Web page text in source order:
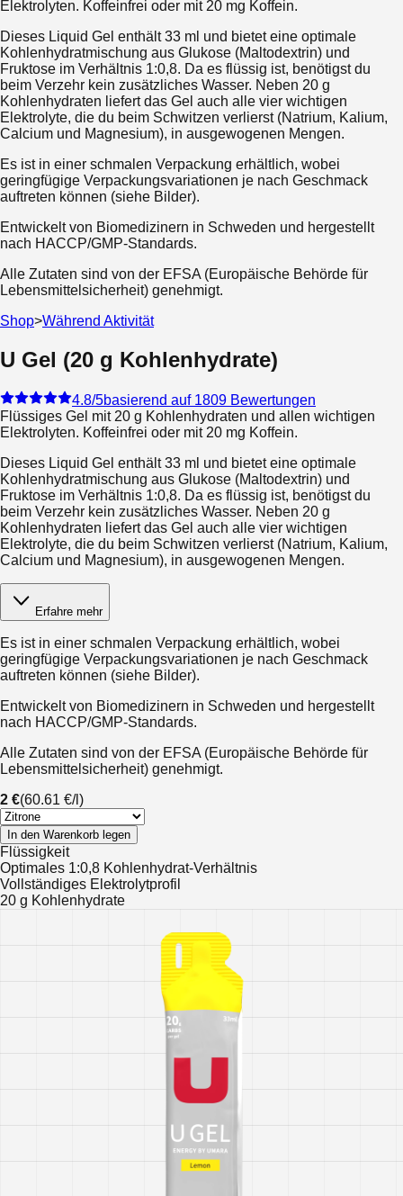
Elektrolyten. Koffeinfrei oder mit 20 mg Koffein.
Dieses Liquid Gel enthält 33 ml und bietet eine optimale
Kohlenhydratmischung aus Glukose (Maltodextrin) und
Fruktose im Verhältnis 1:0,8. Da es flüssig ist, benötigst du
beim Verzehr kein zusätzliches Wasser. Neben 20 g
Kohlenhydraten liefert das Gel auch alle vier wichtigen
Elektrolyte, die du beim Schwitzen verlierst (Natrium, Kalium,
Calcium und Magnesium), in ausgewogenen Mengen.
Es ist in einer schmalen Verpackung erhältlich, wobei
geringfügige Verpackungsvariationen je nach Geschmack
auftreten können (siehe Bilder).
Entwickelt von Biomedizinern in Schweden und hergestellt
nach HACCP/GMP-Standards.
Alle Zutaten sind von der EFSA (Europäische Behörde für
Lebensmittelsicherheit) genehmigt.
Shop>Während Aktivität
U Gel (20 g Kohlenhydrate)
4.8/5basierend auf 1809 Bewertungen
Flüssiges Gel mit 20 g Kohlenhydraten und allen wichtigen
Elektrolyten. Koffeinfrei oder mit 20 mg Koffein.
Dieses Liquid Gel enthält 33 ml und bietet eine optimale
Kohlenhydratmischung aus Glukose (Maltodextrin) und
Fruktose im Verhältnis 1:0,8. Da es flüssig ist, benötigst du
beim Verzehr kein zusätzliches Wasser. Neben 20 g
Kohlenhydraten liefert das Gel auch alle vier wichtigen
Elektrolyte, die du beim Schwitzen verlierst (Natrium, Kalium,
Calcium und Magnesium), in ausgewogenen Mengen.
Erfahre mehr
Es ist in einer schmalen Verpackung erhältlich, wobei
geringfügige Verpackungsvariationen je nach Geschmack
auftreten können (siehe Bilder).
Entwickelt von Biomedizinern in Schweden und hergestellt
nach HACCP/GMP-Standards.
Alle Zutaten sind von der EFSA (Europäische Behörde für
Lebensmittelsicherheit) genehmigt.
2 €(60.61 €/l)
In den Warenkorb legen
Flüssigkeit
Optimales 1:0,8 Kohlenhydrat-Verhältnis
Vollständiges Elektrolytprofil
20 g Kohlenhydrate